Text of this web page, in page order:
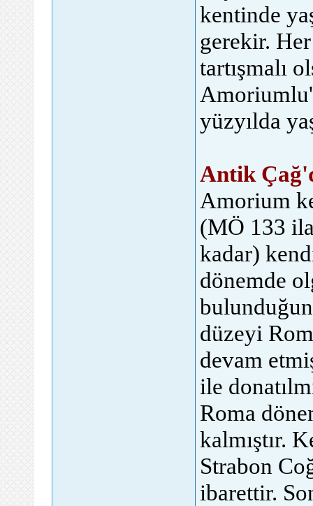
kentinde
gerekir.
tartışmalı
yüzyılda
Antik
Amorium
(MÖ 133
kadar)
dönemde
düzeyi
devam
ile
Roma
kalmıştır.
Strabon
ibarettir.